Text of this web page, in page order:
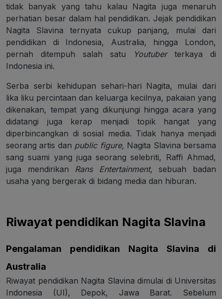
tidak banyak yang tahu kalau Nagita juga menaruh
perhatian besar dalam hal pendidikan. Jejak pendidikan
Nagita Slavina ternyata cukup panjang, mulai dari
pendidikan di Indonesia, Australia, hingga London,
pernah ditempuh salah satu
Youtuber terkaya di
Indonesia ini.
Serba serbi kehidupan sehari-hari Nagita, mulai dari
lika liku percintaan dan keluarga kecilnya, pakaian yang
dikenakan, tempat yang dikunjungi hingga acara yang
didatangi juga kerap menjadi topik hangat yang
diperbincangkan di sosial media. Tidak hanya menjadi
seorang artis dan public figure, Nagita Slavina bersama
sang suami yang juga seorang selebriti, Raffi Ahmad,
juga mendirikan Rans Entertainment, sebuah badan
usaha yang bergerak di bidang media dan hiburan.
Riwayat pendidikan Nagita Slavina
Pengalaman pendidikan Nagita Slavina di
Australia
Riwayat pendidikan Nagita Slavina dimulai di Universitas
Indonesia (UI), Depok, Jawa Barat. Sebelum